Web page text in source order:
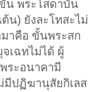
น พระโสดาบัน
น) ยังละโทสะไม่
าคือ ขั้นพระสก
เฉทไม่ได้ ผู้
ระอนาคามี
มีปฏิฆานุสัยกิเลส